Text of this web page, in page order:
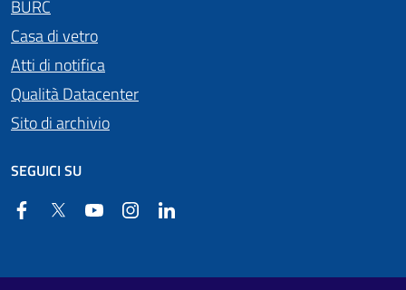
BURC
Casa di vetro
Atti di notifica
Qualità Datacenter
Sito di archivio
SEGUICI SU
FacebookTwitter YouTube Instagram